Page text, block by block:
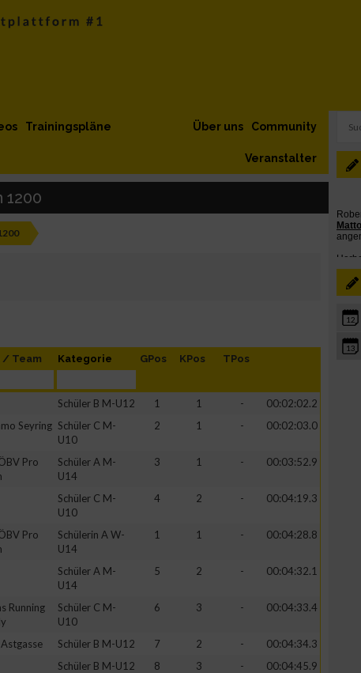
Trainingspläne Community
Über uns
Veranstalter
1200
/ Team Kategorie GPos KPos TPos
Schüler B M-U12 1 1 -
00:02:02.2
Seyring Schüler C M-
U10
2 1 - 00:02:03.0
Pro
Schüler A M-
U14
3 1 - 00:03:52.9
Schüler C M-
U10
4 2 - 00:04:19.3
Pro
Schülerin A W-
U14
1 1 - 00:04:28.8
Schüler A M-
U14
5 2 - 00:04:32.1
Running
Schüler C M-
U10
6 3 - 00:04:33.4
Schüler B M-U12 7 2 -
00:04:34.3
Schüler B M-U12 8 3 -
00:04:45.9
12
13